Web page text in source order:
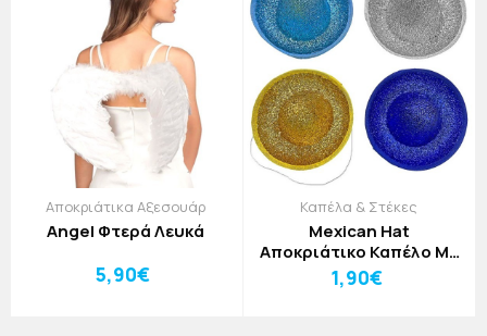
Αποκριάτικα Αξεσουάρ
Angel Φτερά Λευκά
5,90€
Καπέλα & Στέκες
Mexican Hat
Αποκριάτικο Καπέλο Με
Χρυσόσκονη Και Σχοινάκι
12x7cm Γαλάζιο
1,90€